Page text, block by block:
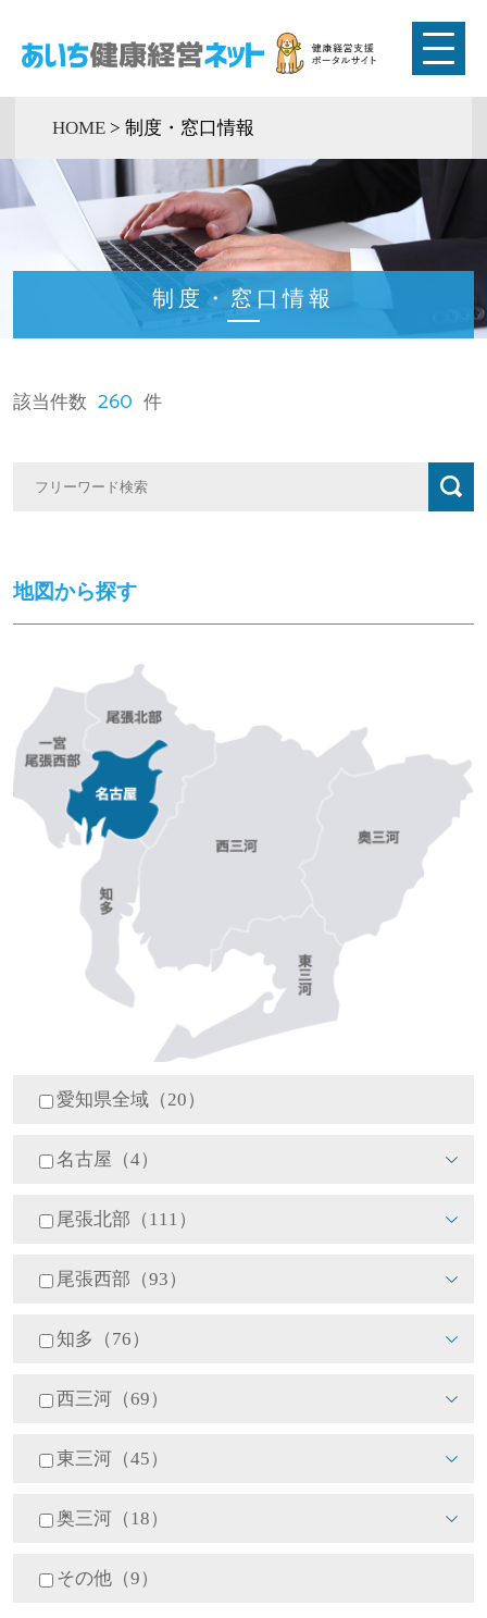
HOME > 制度・窓口情報
制度・窓口情報
該当件数 260 件
地図から探す
愛知県全域（20）
名古屋（4）
尾張北部（111）
尾張西部（93）
知多（76）
西三河（69）
東三河（45）
奥三河（18）
その他（9）